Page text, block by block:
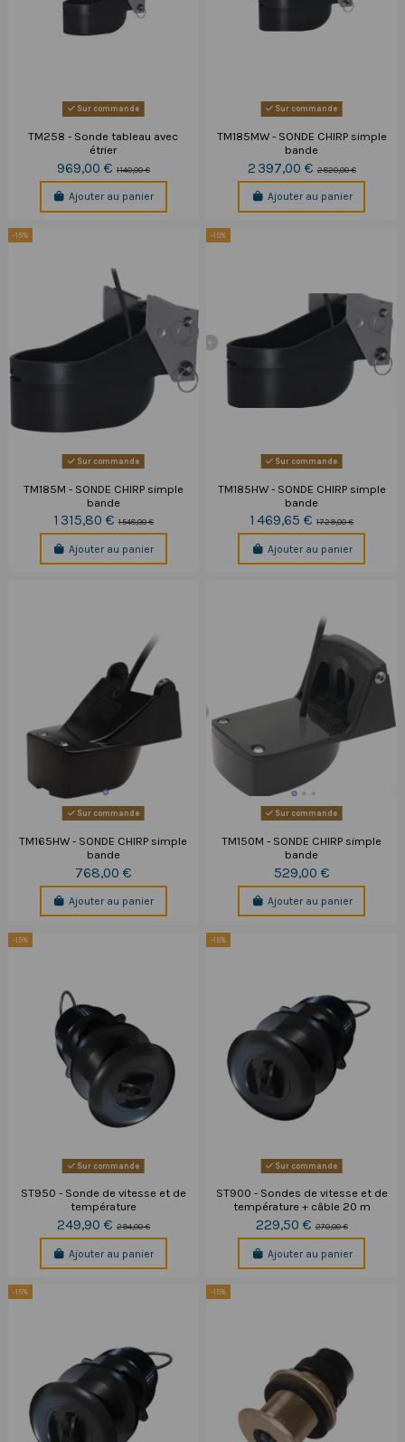
Sur commande
TM258 - Sonde tableau avec
étrier
969,00 € 1 140,00 €
Ajouter au panier
Sur commande
TM185MW - SONDE CHIRP simple
bande
2 397,00 €2 820,00 €
Ajouter au panier
-15%
Sur commande
TM185M - SONDE CHIRP simple
bande
1 315,80 € 1 548,00 €
Ajouter au panier
-15%
Sur commande
TM185HW - SONDE CHIRP simple
bande
1 469,65 €1 729,00 €
Ajouter au panier
Sur commande
TM165HW - SONDE CHIRP simple
bande
768,00 €
Ajouter au panier
Sur commande
TM150M - SONDE CHIRP simple
bande
529,00 €
Ajouter au panier
-15%
Sur commande
ST950 - Sonde de vitesse et de
température
249,90 € 294,00 €
Ajouter au panier
-15%
Sur commande
ST900 - Sondes de vitesse et de
température + câble 20 m
229,50 €270,00 €
Ajouter au panier
-15% -15%